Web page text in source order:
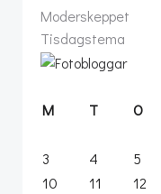
Moderskeppet
Tisdagstema
M
T O
3
4 5
10
11 12